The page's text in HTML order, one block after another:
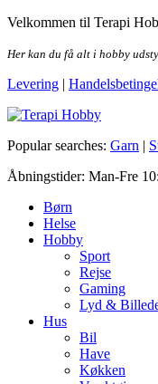
Skip
the
Velkommen til Terapi
Her kan du få alt i hobby
Levering |
Terapi Hobby
Popular searches: Garn |
Åbningstider: Man-Fre
Børn
Helse
Hobby
Sport
Rejse
Gaming
Lyd &
Hus
Bil
Have
Køkken